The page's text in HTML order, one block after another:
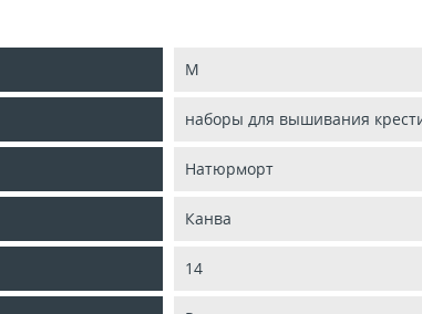
M
наборы для вышивания
Натюрморт
Канва
14